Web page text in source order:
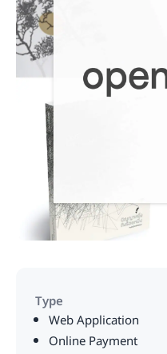
Type
Web Application
Online Payment